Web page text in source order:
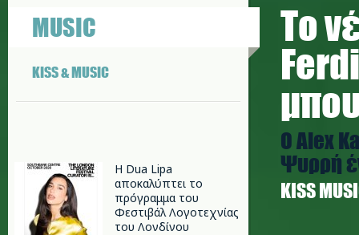
MUSIC
KISS & MUSIC
Η Dua Lipa
αποκαλύπτει το
πρόγραμμα του
Φεστιβάλ Λογοτεχνίας
του Λονδίνου
Το
O Alex
Ψυρρή
ΚISS